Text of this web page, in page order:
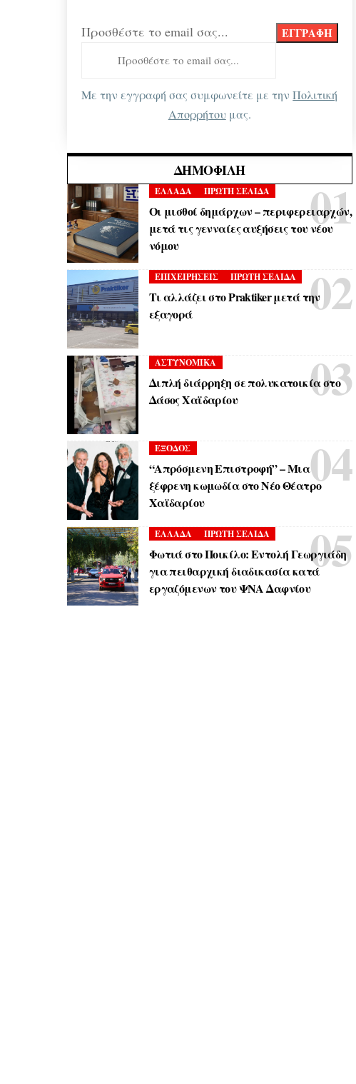
Προσθέστε το email σας...
Με την εγγραφή σας συμφωνείτε με τηνΠολιτική
Απορρήτουμας.
ΔΗΜΟΦΙΛΉ
ΕΛΛΑΔΑ ΠΡΩΤΗ ΣΕΛΙΔΑ
Οι μισθοί δημάρχων – περιφερειαρχών,
μετά τις γενναίες αυξήσεις του νέου
νόμου
ΕΠΙΧΕΙΡΗΣΕΙΣ ΠΡΩΤΗ ΣΕΛΙΔΑ
Τι αλλάζει στο Praktiker μετά την
εξαγορά
ΑΣΤΥΝΟΜΙΚΑ
Διπλή διάρρηξη σε πολυκατοικία στο
Δάσος Χαϊδαρίου
ΕΞΟΔΟΣ
“Απρόσμενη Επιστροφή” – Μια
ξέφρενη κωμωδία στο Νέο Θέατρο
Χαϊδαρίου
ΕΛΛΑΔΑ ΠΡΩΤΗ ΣΕΛΙΔΑ
Φωτιά στο Ποικίλο: Εντολή Γεωργιάδη
για πειθαρχική διαδικασία κατά
εργαζόμενων του ΨΝΑ Δαφνίου